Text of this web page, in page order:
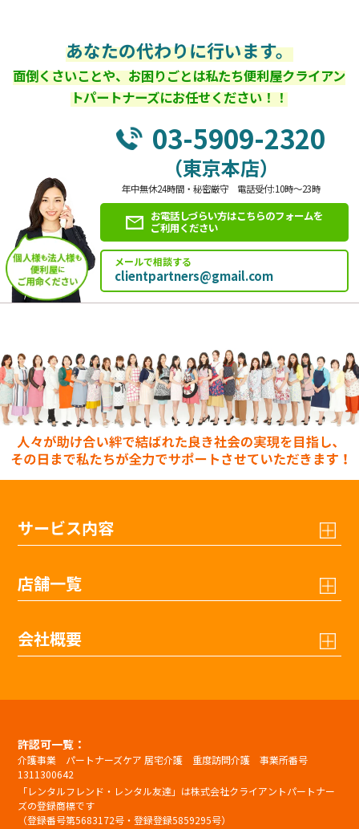
あなたの代わりに行います。
面倒くさいことや、お困りごとは私たち便利屋クライアン
トパートナーズにお任せください！！
03-5909-2320
（東京本店）
年中無休24時間・秘密厳守 電話受付:10時～23時
お電話しづらい方はこちらのフォームを
ご利用ください
メールで相談する
clientpartners@gmail.com
サービス内容
店舗一覧
会社概要
許認可一覧：
介護事業 パートナーズケア 居宅介護 重度訪問介護 事業所番号
1311300642
「レンタルフレンド・レンタル友達」は株式会社クライアントパートナー
ズの登録商標です
（登録番号第5683172号・登録登録5859295号）